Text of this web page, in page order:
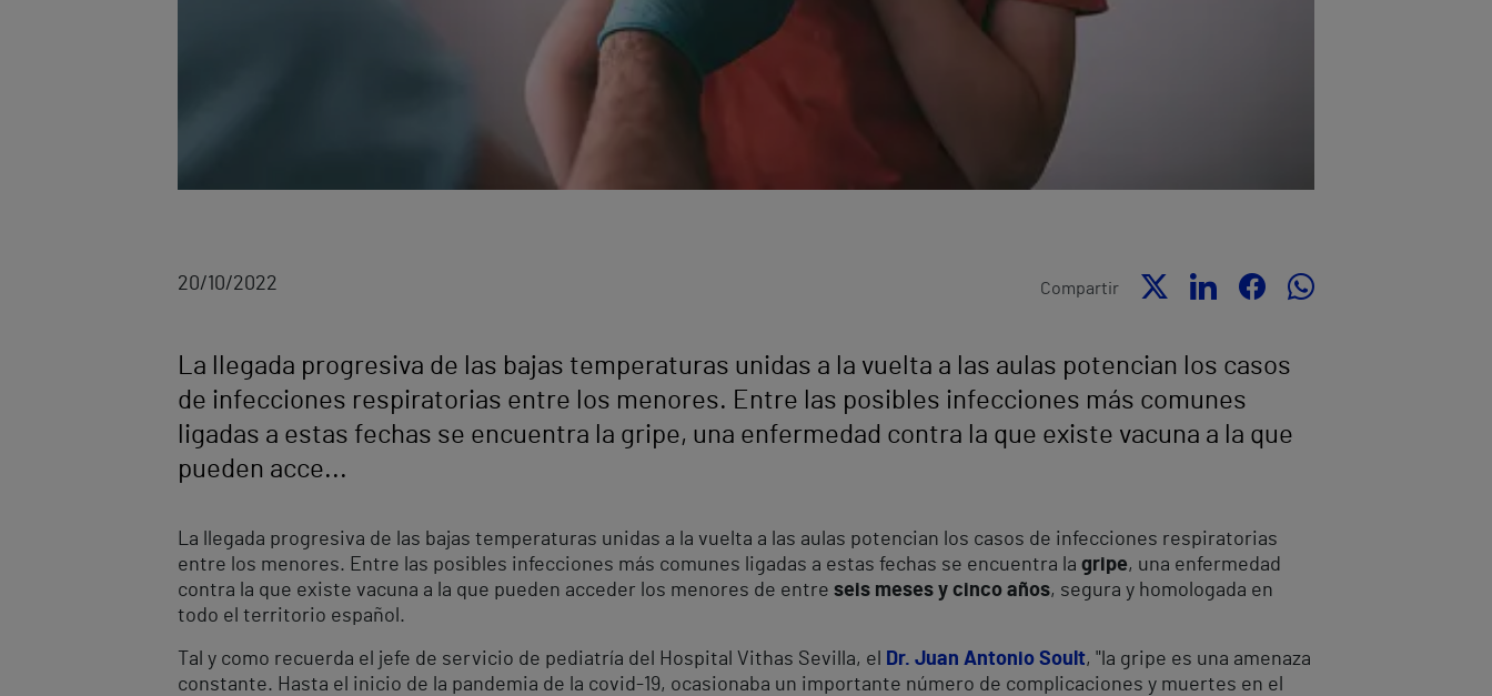
20/10/2022 Compartir
La llegada progresiva de las bajas temperaturas unidas a la vuelta a las aulas potencian los casos
de infecciones respiratorias entre los menores. Entre las posibles infecciones más comunes
ligadas a estas fechas se encuentra la gripe, una enfermedad contra la que existe vacuna a la que
pueden acce...
La llegada progresiva de las bajas temperaturas unidas a la vuelta a las aulas potencian los casos de infecciones respiratorias
entre los menores. Entre las posibles infecciones más comunes ligadas a estas fechas se encuentra la gripe, una enfermedad
contra la que existe vacuna a la que pueden acceder los menores de entre seis meses y cinco años, segura y homologada en
todo el territorio español.
Tal y como recuerda el jefe de servicio de pediatría del Hospital Vithas Sevilla, el Dr. Juan Antonio Soult, "la gripe es una amenaza
constante. Hasta el inicio de la pandemia de la covid-19, ocasionaba un importante número de complicaciones y muertes en el